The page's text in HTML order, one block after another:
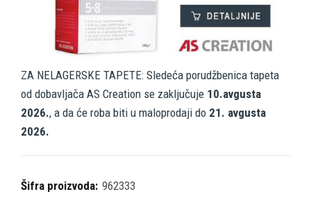
ZA NELAGERSKE TAPETE: Sledeća porudžbenica tapeta
od dobavljača AS Creation se zaključuje 10.avgusta
2026., a da će roba biti u maloprodaji do 21. avgusta
2026.
Šifra proizvoda: 962333